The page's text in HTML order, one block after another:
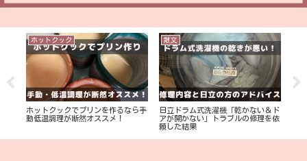
ホットクック
ホットクックでプリンを作るなら手
動低温調理が断然オススメ！
散文
日立ドラム式洗濯機「乾かない＆ド
アが開かない」トラブルの修理を依
頼した結果